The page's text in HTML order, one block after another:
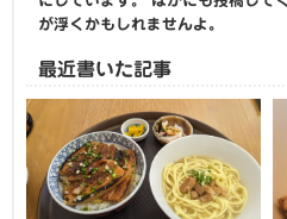
が浮くかもしれませんよ。
最近書いた記事